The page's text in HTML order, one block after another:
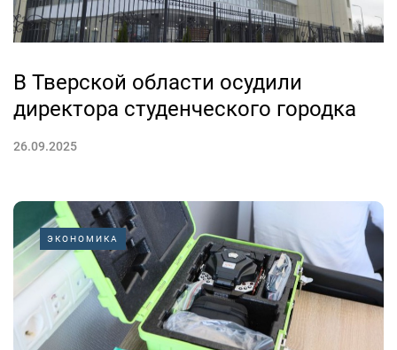
В Тверской области осудили
директора студенческого городка
26.09.2025
ЭКОНОМИКА